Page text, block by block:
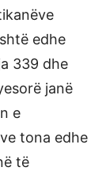
edhe
339 dhe
janë
e
tona edhe
të